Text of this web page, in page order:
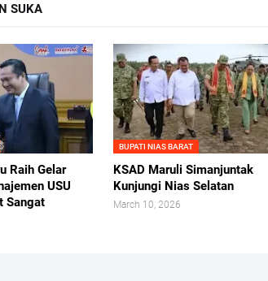
SUKA
Raih Gelar
USU
Sangat
BUPATI NIAS BARAT
KSAD Maruli Simanjuntak
Kunjungi Nias Selatan
March 10, 2026